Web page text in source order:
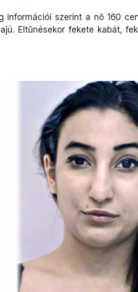
információi szerint a nő 160
Eltűnésekor fekete kabát,